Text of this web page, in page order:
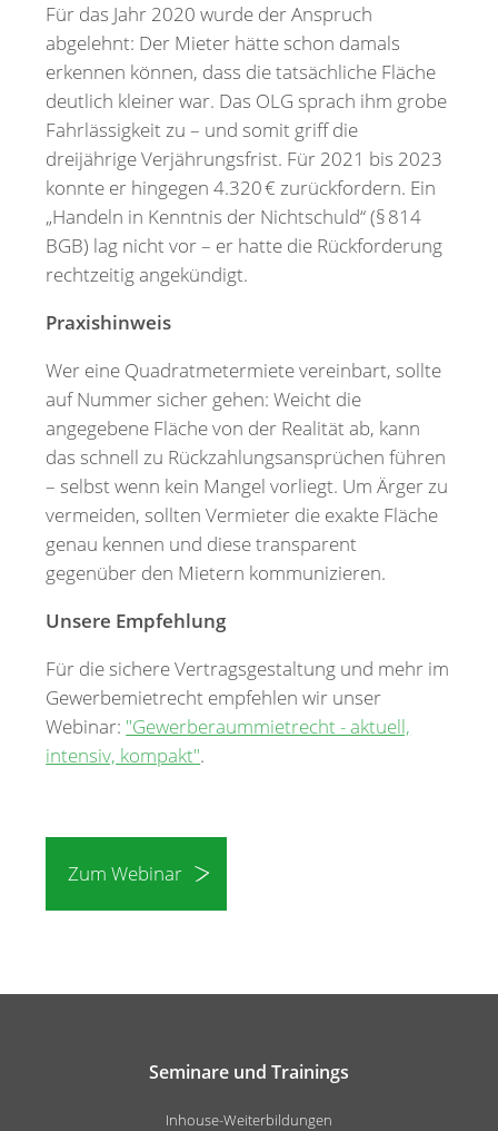
Für das Jahr 2020 wurde der Anspruch
abgelehnt: Der Mieter hätte schon damals
erkennen können, dass die tatsächliche Fläche
deutlich kleiner war. Das OLG sprach ihm grobe
Fahrlässigkeit zu – und somit griff die
dreijährige Verjährungsfrist. Für 2021 bis 2023
konnte er hingegen 4.320 € zurückfordern. Ein
„Handeln in Kenntnis der Nichtschuld“ (§ 814
BGB) lag nicht vor – er hatte die Rückforderung
rechtzeitig angekündigt.
Praxishinweis
Wer eine Quadratmetermiete vereinbart, sollte
auf Nummer sicher gehen: Weicht die
angegebene Fläche von der Realität ab, kann
das schnell zu Rückzahlungsansprüchen führen
– selbst wenn kein Mangel vorliegt. Um Ärger zu
vermeiden, sollten Vermieter die exakte Fläche
genau kennen und diese transparent
gegenüber den Mietern kommunizieren.
Unsere Empfehlung
Für die sichere Vertragsgestaltung und mehr im
Gewerbemietrecht empfehlen wir unser
Webinar: "Gewerberaummietrecht - aktuell,
intensiv, kompakt".
Zum Webinar
Seminare und Trainings
Inhouse-Weiterbildungen